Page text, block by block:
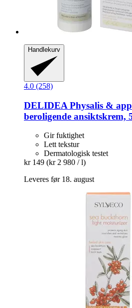
Handlekurv
4.0 (258)
DELIDEA Physalis &
beroligende ansiktskrem,
Gir fuktighet
Lett tekstur
Dermatologisk testet
kr 149 (kr 2 980 / l)
Leveres før 18. august